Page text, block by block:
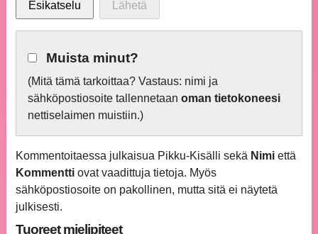
Muista minut?
(Mitä tämä tarkoittaa? Vastaus: nimi ja
sähköpostiosoite tallennetaan oman tietokoneesi
nettiselaimen muistiin.)
Kommentoitaessa julkaisua Pikku-Kisälli sekä Nimiettä
Kommenttiovat vaadittuja tietoja. Myös
sähköpostiosoite on pakollinen, mutta sitä ei näytetä
julkisesti.
Tuoreet mielipiteet